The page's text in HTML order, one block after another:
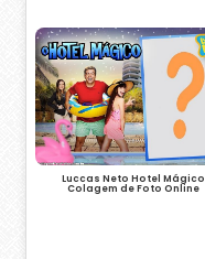
Luccas Neto Hotel Mágico
Colagem de Foto Online